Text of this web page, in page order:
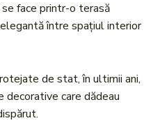
face printr-o terasă
între spațiul interior
de stat, în ultimii ani,
care dădeau